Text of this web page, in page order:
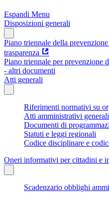
Espandi Menu
Disposizioni generali
Piano triennale della
trasparenza
Piano triennale per prevenzione
- altri documenti
Atti generali
Riferimenti normativi su
Atti amministrativi generali
Documenti di
Statuti e leggi regionali
Codice disciplinare e
Oneri informativi per cittadini e
Scadenzario obblighi